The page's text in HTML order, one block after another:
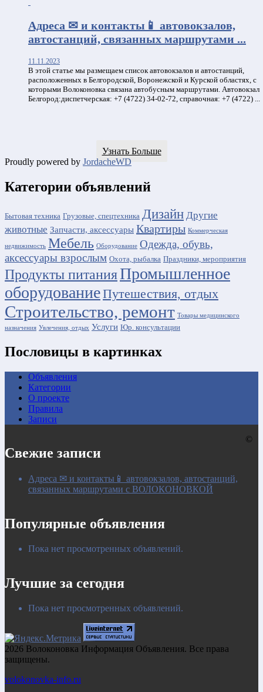
Адреса ✉ и контакты📱 автовокзалов,
автостанций, связанных маршрутами ...
11.11.2023
В этой статье мы размещаем список автовокзалов и автостанций,
расположенных в Белгородской, Воронежской и Курской областях, с
которыми Волоконовка связана автобусным маршрутами. Автовокзал
Белгород:диспетчерская: +7 (4722) 34-02-72, справочная: +7 (4722) ...
Узнать Больше
Proudly powered by JordacheWD
Категории объявлений
Бытовая техника Грузовые, спецтехника Дизайн Другие
животные Запчасти, аксессуары Квартиры Коммерческая
недвижимость Мебель Оборудование Одежда, обувь,
аксессуары взрослым Охота, рыбалка Праздники, мероприятия
Продукты питанияПромышленное
оборудованиеПутешествия, отдых
Строительство, ремонт Товары медицинского
назначения Увлечения, отдых Услуги Юр. консультации
Пословицы в картинках
Объявления
Категории
О проекте
Правила
Записи
Свежие записи
Адреса ✉ и контакты📱 автовокзалов, автостанций,
связанных маршрутами с ВОЛОКОНОВКОЙ
Популярные объявления
Пока нет просмотренных объявлений.
Лучшие за сегодня
Пока нет просмотренных объявлений.
©
2026 Волоконовка Информация Объявления. Все права
защищены.
volokonovka-info.ru